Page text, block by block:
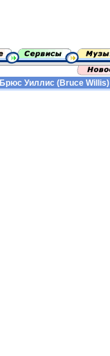
Брюс Уиллис (Bruce Willis)